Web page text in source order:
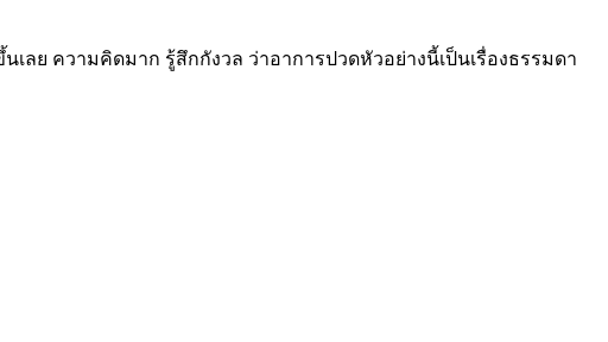
ลย ความคิดมาก รู้สึกกังวล ว่าอาการปวดหัวอย่างนี้เป็นเรื่องธรรมดา